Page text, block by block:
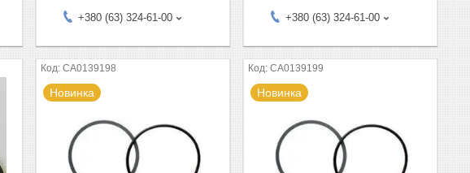
+380 (63) 324-61-00 +380 (63) 324-61-00
CA0139198
Новинка
CA0139199
Новинка